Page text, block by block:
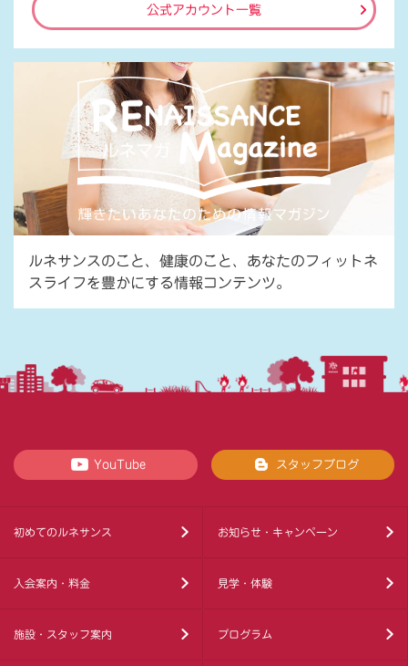
公式アカウント一覧
ルネサンスのこと、健康のこと、あなたのフィットネ
スライフを豊かにする情報コンテンツ。
YouTube スタッフブログ
初めてのルネサンス お知らせ・キャンペーン
入会案内・料金 見学・体験
施設・スタッフ案内 プログラム